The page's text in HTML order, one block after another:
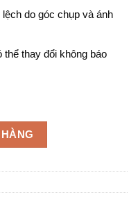
do góc chụp và ánh
thay đổi không báo